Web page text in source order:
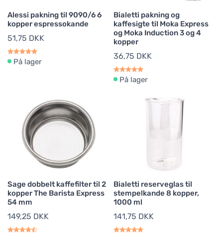
Alessi pakning til 9090/6 6
kopper espressokande
51,75 DKK
På lager
Bialetti pakning og
kaffesigte til Moka Express
og Moka Induction 3 og 4
kopper
36,75 DKK
På lager
Sage dobbelt kaffefilter til 2
kopper The Barista Express
54 mm
149,25 DKK
Bialetti reserveglas til
stempelkande 8 kopper,
1000 ml
141,75 DKK